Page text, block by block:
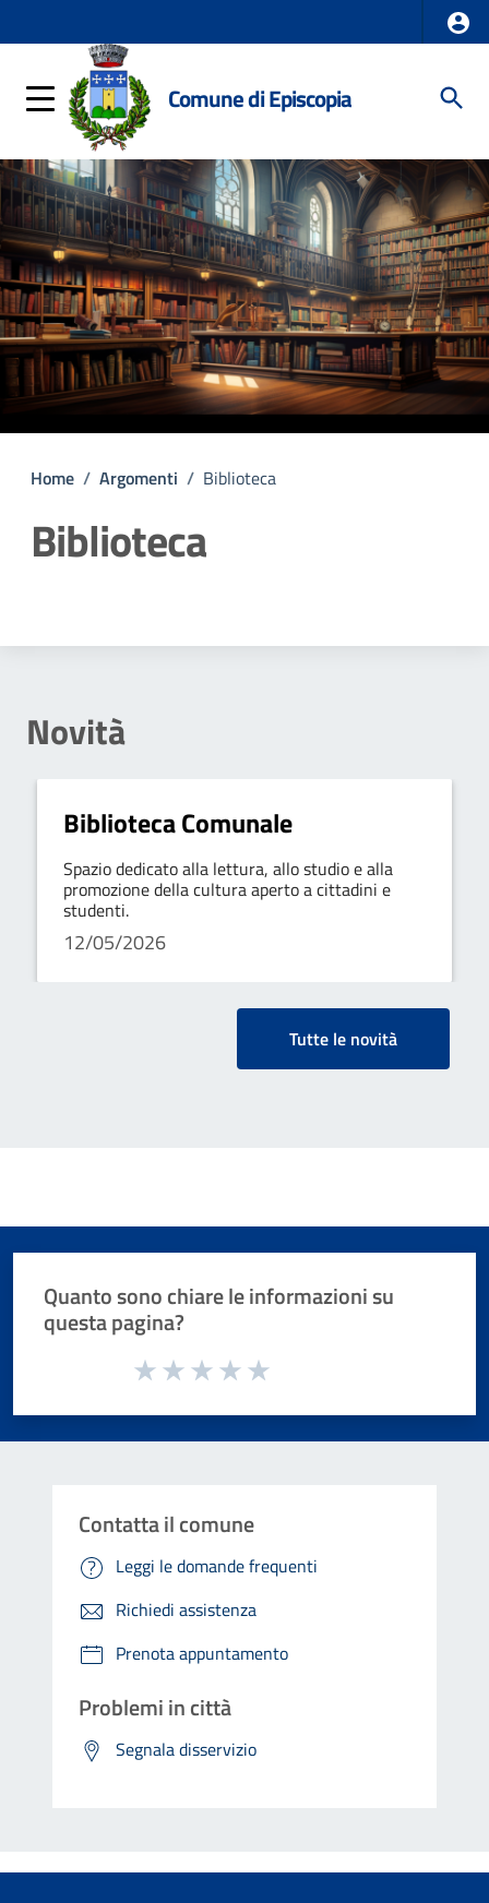
Comune di Episcopia
Home / Argomenti / Biblioteca
Biblioteca
Novità
Biblioteca Comunale
Spazio dedicato alla lettura, allo studio e alla
promozione della cultura aperto a cittadini e
studenti.
12/05/2026
Tutte le novità
Quanto sono chiare le informazioni su
questa pagina?
Valuta da 1 a 5 stelle la pagina
Contatta il comune
Leggi le domande frequenti
Richiedi assistenza
Prenota appuntamento
Problemi in città
Segnala disservizio